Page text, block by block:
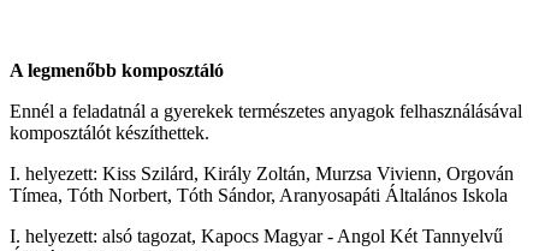
A legmenőbb komposztáló
Ennél a feladatnál a gyerekek természetes anyagok felhasználásával
komposztálót készíthettek.
I. helyezett: Kiss Szilárd, Király Zoltán, Murzsa Vivienn, Orgován
Tímea, Tóth Norbert, Tóth Sándor, Aranyosapáti Általános Iskola
I. helyezett: alsó tagozat, Kapocs Magyar - Angol Két Tannyelvű